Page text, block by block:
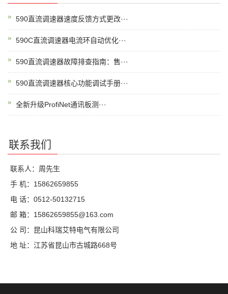
590直流调速器速度反馈方式更改···
590C直流调速器电流环自动优化···
590直流调速器故障排查指南：售···
590直流调速器核心功能调试手册···
全新升级ProfiNet通讯板测···
联系我们
联系人：周先生
手 机：15862659855
电 话：0512-50132715
邮 箱：15862659855@163.com
公 司：昆山科瑞艾特电气有限公司
地 址：江苏省昆山市古城路668号